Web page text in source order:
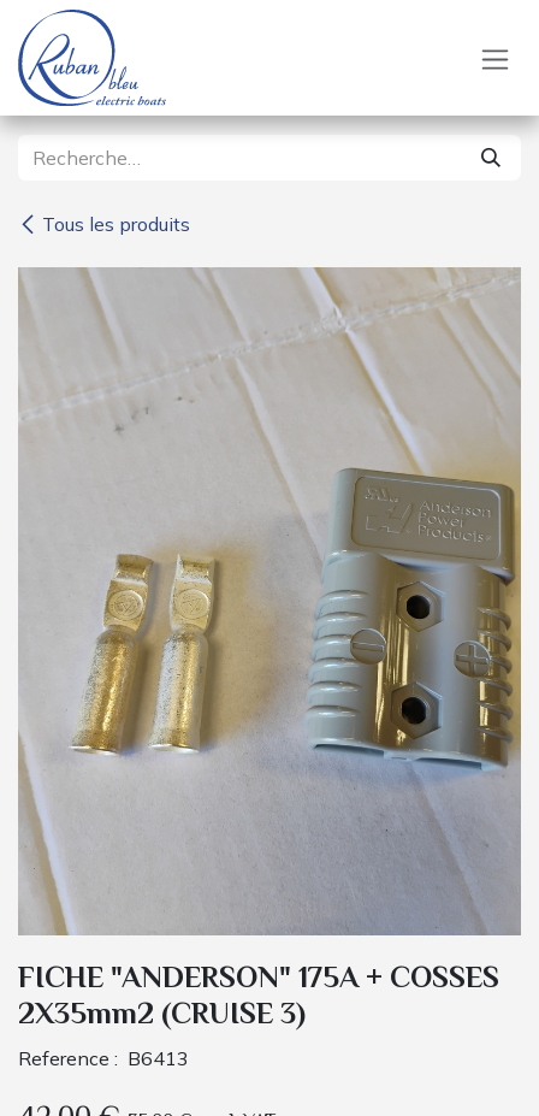
Se rendre au contenu
Tous les produits
FICHE "ANDERSON" 175A + COSSES
2X35mm2 (CRUISE 3)
Reference : B6413